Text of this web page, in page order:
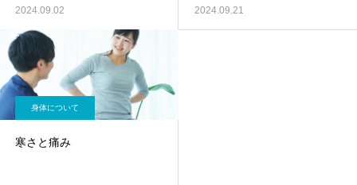
2024.09.02 2024.09.21
身体について
寒さと痛み